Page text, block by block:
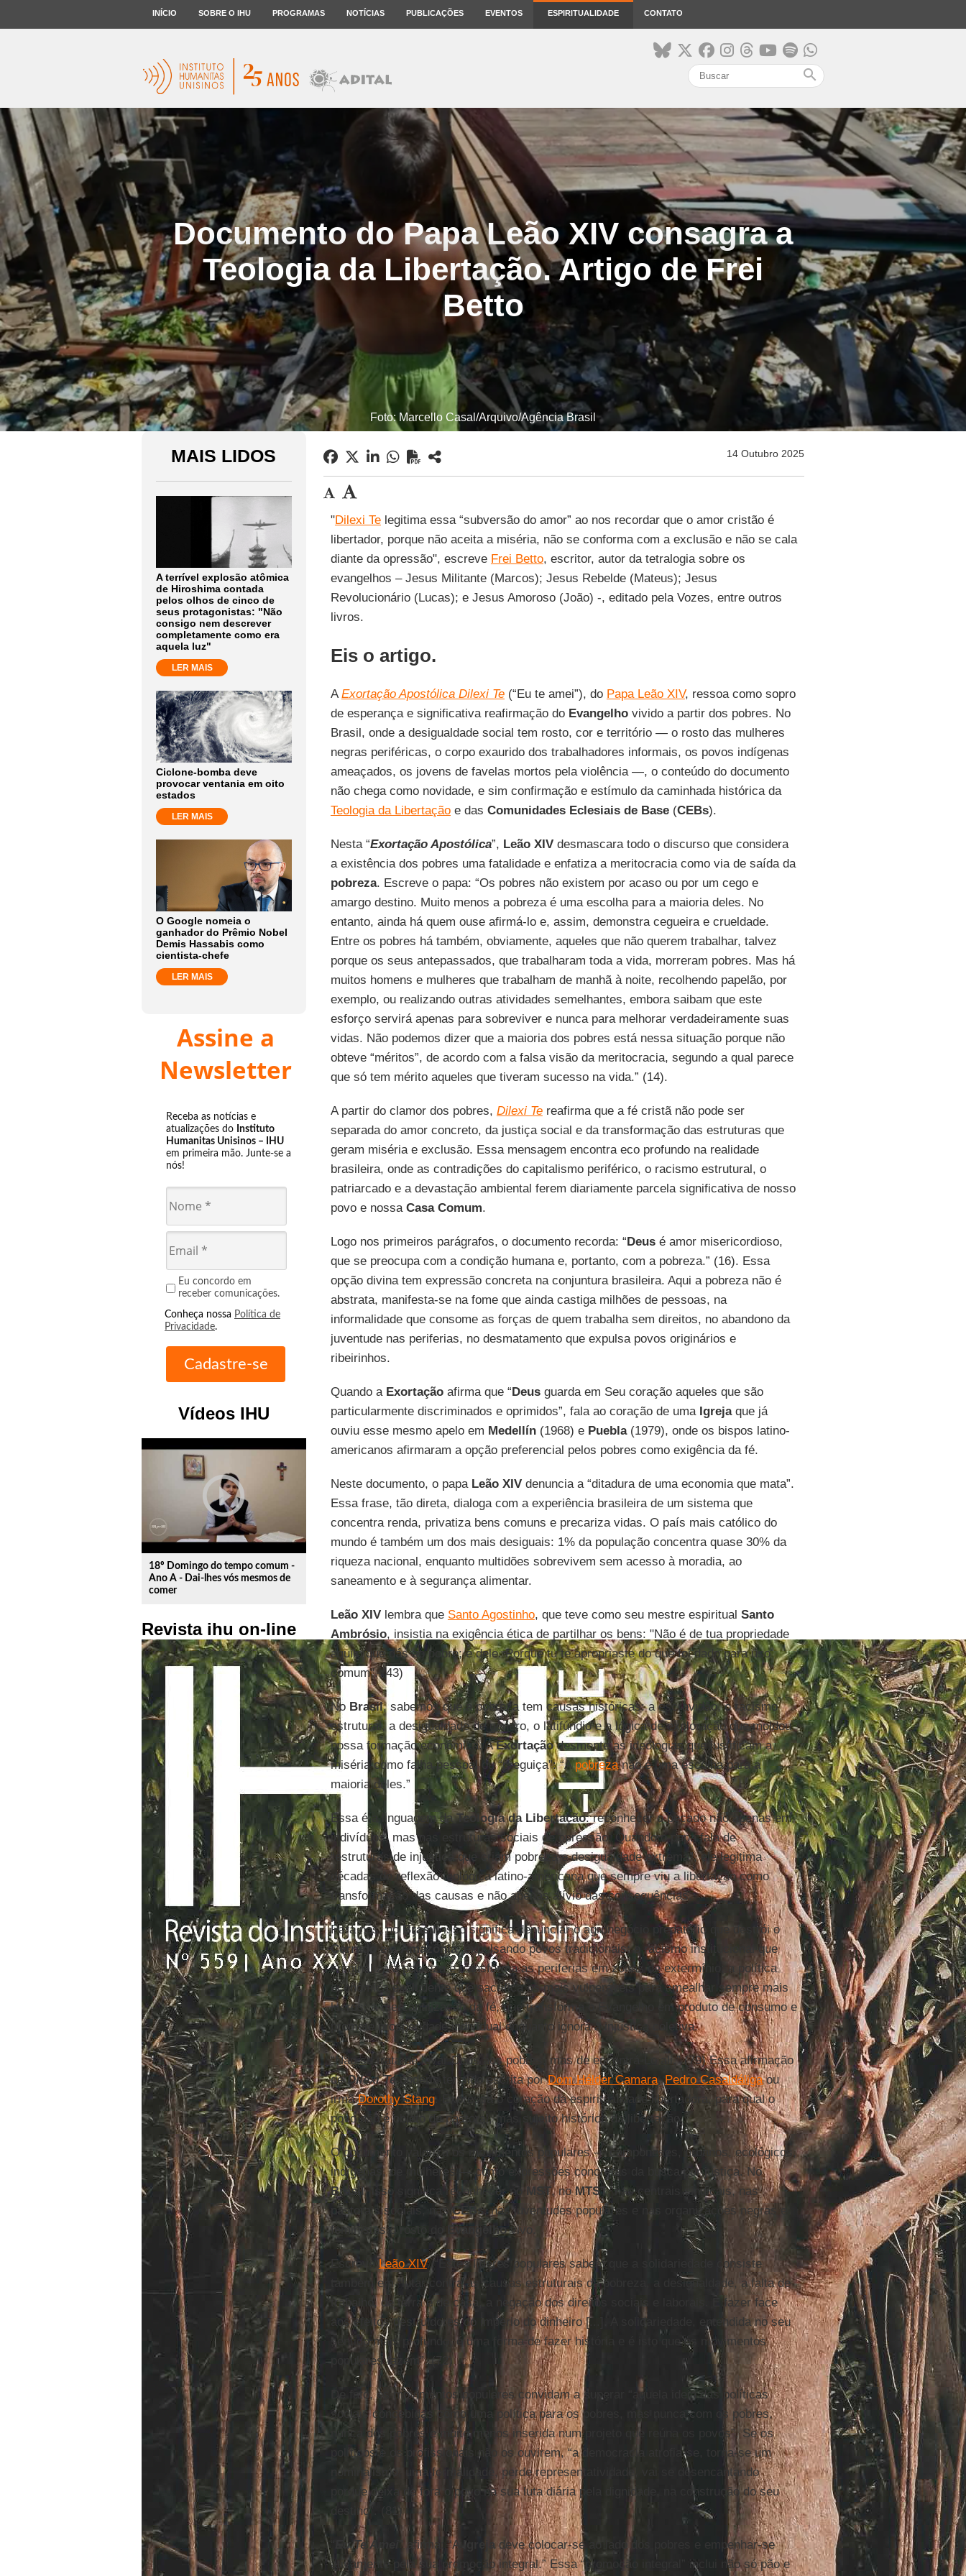
INÍCIO SOBRE O IHU PROGRAMAS NOTÍCIAS PUBLICAÇÕES EVENTOS ESPIRITUALIDADE CONTATO
search
Documento do Papa Leão XIV consagra a
Teologia da Libertação. Artigo de Frei
Betto
Foto: Marcello Casal/Arquivo/Agência Brasil
MAIS LIDOS
A terrível explosão atômica
de Hiroshima contada
pelos olhos de cinco de
seus protagonistas: "Não
consigo nem descrever
completamente como era
aquela luz"
LER MAIS
Ciclone-bomba deve
provocar ventania em oito
estados
LER MAIS
O Google nomeia o
ganhador do Prêmio Nobel
Demis Hassabis como
cientista-chefe
LER MAIS
Assine a
Newsletter
Receba as notícias e
atualizações do Instituto
Humanitas Unisinos – IHU
em primeira mão. Junte-se a
nós!
Eu concordo em
receber comunicações.
Conheça nossa Política de
Privacidade.
Vídeos IHU
play_circle_outline
18º Domingo do tempo comum -
Ano A - Dai-lhes vós mesmos de
comer
Revista ihu on-line
14 Outubro 2025
"Dilexi Telegitima essa “subversão do amor” ao nos recordar que o amor cristão é
libertador, porque não aceita a miséria, não se conforma com a exclusão e não se cala
diante da opressão", escreve Frei Betto, escritor, autor da tetralogia sobre os
evangelhos – Jesus Militante (Marcos); Jesus Rebelde (Mateus); Jesus
Revolucionário (Lucas); e Jesus Amoroso (João) -, editado pela Vozes, entre outros
livros.
Eis o artigo.
AExortação Apostólica Dilexi Te(“Eu te amei”), do Papa Leão XIV, ressoa como sopro
de esperança e significativa reafirmação do Evangelhovivido a partir dos pobres. No
Brasil, onde a desigualdade social tem rosto, cor e território — o rosto das mulheres
negras periféricas, o corpo exaurido dos trabalhadores informais, os povos indígenas
ameaçados, os jovens de favelas mortos pela violência —, o conteúdo do documento
não chega como novidade, e sim confirmação e estímulo da caminhada histórica da
Teologia da Libertaçãoe das Comunidades Eclesiais de Base(CEBs).
Nesta “Exortação Apostólica”, Leão XIVdesmascara todo o discurso que considera
a existência dos pobres uma fatalidade e enfatiza a meritocracia como via de saída da
pobreza. Escreve o papa: “Os pobres não existem por acaso ou por um cego e
amargo destino. Muito menos a pobreza é uma escolha para a maioria deles. No
entanto, ainda há quem ouse afirmá-lo e, assim, demonstra cegueira e crueldade.
Entre os pobres há também, obviamente, aqueles que não querem trabalhar, talvez
porque os seus antepassados, que trabalharam toda a vida, morreram pobres. Mas há
muitos homens e mulheres que trabalham de manhã à noite, recolhendo papelão, por
exemplo, ou realizando outras atividades semelhantes, embora saibam que este
esforço servirá apenas para sobreviver e nunca para melhorar verdadeiramente suas
vidas. Não podemos dizer que a maioria dos pobres está nessa situação porque não
obteve “méritos”, de acordo com a falsa visão da meritocracia, segundo a qual parece
que só tem mérito aqueles que tiveram sucesso na vida.” (14).
A partir do clamor dos pobres, Dilexi Tereafirma que a fé cristã não pode ser
separada do amor concreto, da justiça social e da transformação das estruturas que
geram miséria e exclusão. Essa mensagem encontra eco profundo na realidade
brasileira, onde as contradições do capitalismo periférico, o racismo estrutural, o
patriarcado e a devastação ambiental ferem diariamente parcela significativa de nosso
povo e nossa Casa Comum.
Logo nos primeiros parágrafos, o documento recorda: “Deusé amor misericordioso,
que se preocupa com a condição humana e, portanto, com a pobreza.” (16). Essa
opção divina tem expressão concreta na conjuntura brasileira. Aqui a pobreza não é
abstrata, manifesta-se na fome que ainda castiga milhões de pessoas, na
informalidade que consome as forças de quem trabalha sem direitos, no abandono da
juventude nas periferias, no desmatamento que expulsa povos originários e
ribeirinhos.
Quando a Exortaçãoafirma que “Deusguarda em Seu coração aqueles que são
particularmente discriminados e oprimidos”, fala ao coração de uma Igrejaque já
ouviu esse mesmo apelo em Medellín(1968) e Puebla(1979), onde os bispos latino-
americanos afirmaram a opção preferencial pelos pobres como exigência da fé.
Neste documento, o papa Leão XIVdenuncia a “ditadura de uma economia que mata”.
Essa frase, tão direta, dialoga com a experiência brasileira de um sistema que
concentra renda, privatiza bens comuns e precariza vidas. O país mais católico do
mundo é também um dos mais desiguais: 1% da população concentra quase 30% da
riqueza nacional, enquanto multidões sobrevivem sem acesso à moradia, ao
saneamento e à segurança alimentar.
Leão XIVlembra que Santo Agostinho, que teve como seu mestre espiritual Santo
Ambrósio, insistia na exigência ética de partilhar os bens: "Não é de tua propriedade
aquilo que dás ao pobre; é dele. Porque tu te apropriaste do que foi dado para uso
comum". (43)
No Brasil, sabemos que a pobreza tem causas históricas: a escravidão, o racismo
estrutural, a desigualdade de gênero, o latifúndio e a lógica de exploração que moldou
nossa formação econômica. AExortaçãodesmente as ideologias que justificam a
miséria como falha pessoal ou “preguiça”: “Apobrezanão é uma escolha para a
maioria deles.”
Essa é a linguagem daTeologia da Libertação: reconhecer o pecado não apenas em
indivíduos, mas nas estruturas sociais de opressão. Quando o papa fala de
“estruturas de injustiça que criam pobreza e desigualdade extrema”, ele legitima
décadas de reflexão teológica latino-americana que sempre viu a libertação como
transformação das causas e não apenas alívio das consequências.
Para nós, noBrasil, isso significa denunciar o agronegócio predatório que destrói o
Cerradoe aAmazônia, expulsando povos tradicionais; o racismo institucional que
criminaliza a pobreza e transforma as periferias em zonas de extermínio; a política
econômica excludente que sacrifica os mais vulneráveis para amealhar sempre mais
lucros; a mercantilização da fé, que transforma o Evangelho em produto de consumo e
promete prosperidade individual enquanto ignora a injustiça coletiva.
“Não se trata de levar Deus aos pobres, mas de encontrá-Lo ali.” (79) Essa afirmação
deDilexi Te poderia ter sido escrita porDom Hélder Camara,Pedro Casaldáligaou
irmãDorothy Stang. Expressa o coração da espiritualidade libertadora, para qual o
povo não é objeto de pastoral, mas sujeito histórico da libertação.
O documento valoriza os movimentos populares — camponeses, urbanos, ecológicos,
indígenas, de mulheres — como expressões concretas da busca por justiça. No
Brasil, isso significa reconhecer no MST, noMTST, nas centrais sindicais, nas
pastorais sociais, nasCEBs, nas juventudes populares e nas organizações negras e
feministas o rosto do
Evangelhovivo.
Escreve Leão XIV: “Estes líderes populares sabem que a solidariedade consiste
também em “lutar contra as causas estruturais da pobreza, a desigualdade, a falta de
trabalho, de terra e de casa, a negação dos direitos sociais e laborais. É fazer face
aos efeitos destruidores do império do dinheiro [...]. A solidariedade, entendida no seu
sentido mais profundo, é uma forma de fazer história e é isto que os movimentos
populares fazem”. (72)
De fato, os movimentos populares convidam a superar “aquela ideia das políticas
sociais concebidas como uma política para os pobres, mas nunca com os pobres,
nunca dos pobres e muito menos inserida num projeto que reúna os povos”. Se os
políticos e os profissionais não os ouvirem, “a democracia atrofia-se, torna-se um
nominalismo, uma formalidade, perde representatividade, vai se desencantando
porque deixa de fora o povo na sua luta diária pela dignidade, na construção do seu
destino”. (81)
“ Eu Te Amei ” afirma: “A Igrejadeve colocar-se ao lado dos pobres e empenhar-se
ativamente pela sua promoção integral.” Essa “promoção integral” inclui não só pão e